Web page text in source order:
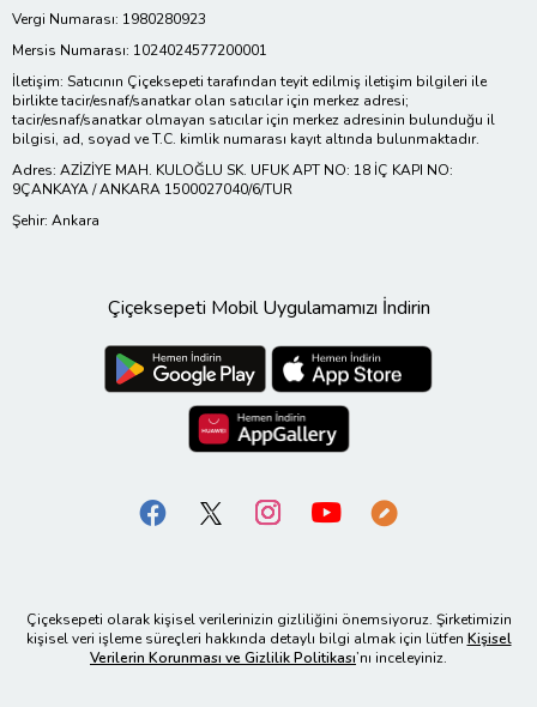
Vergi Numarası: 1980280923
Mersis Numarası: 1024024577200001
İletişim: Satıcının Çiçeksepeti tarafından teyit edilmiş iletişim bilgileri ile
birlikte tacir/esnaf/sanatkar olan satıcılar için merkez adresi;
tacir/esnaf/sanatkar olmayan satıcılar için merkez adresinin bulunduğu il
bilgisi, ad, soyad ve T.C. kimlik numarası kayıt altında bulunmaktadır.
Adres: AZİZİYE MAH. KULOĞLU SK. UFUK APT NO: 18 İÇ KAPI NO:
9ÇANKAYA / ANKARA 1500027040/6/TUR
Şehir: Ankara
Çiçeksepeti Mobil Uygulamamızı İndirin
Çiçeksepeti olarak kişisel verilerinizin gizliliğini önemsiyoruz. Şirketimizin
kişisel veri işleme süreçleri hakkında detaylı bilgi almak için lütfen Kişisel
Verilerin Korunması ve Gizlilik Politikası’nı inceleyiniz.